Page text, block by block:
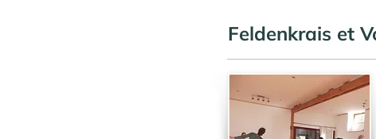
Feldenkrais et